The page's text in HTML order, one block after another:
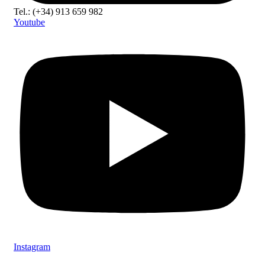
Tel.: (+34) 913 659 982
Youtube
Instagram